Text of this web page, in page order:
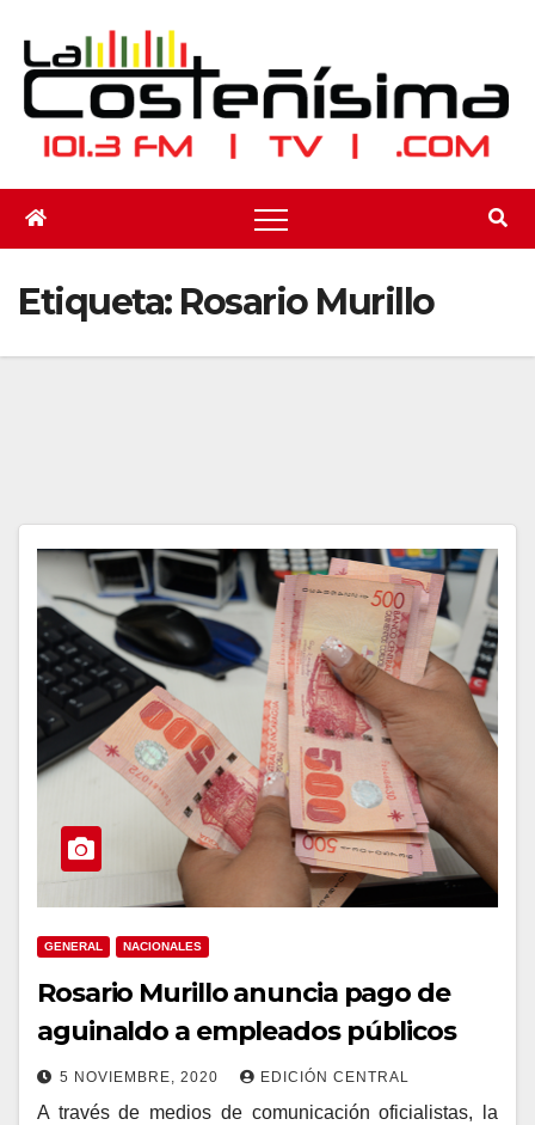
contenido
Etiqueta: Rosario Murillo
GENERAL NACIONALES
Rosario Murillo anuncia pago de
aguinaldo a empleados públicos
5 NOVIEMBRE, 2020 EDICIÓN CENTRAL
A través de medios de comunicación oficialistas, la